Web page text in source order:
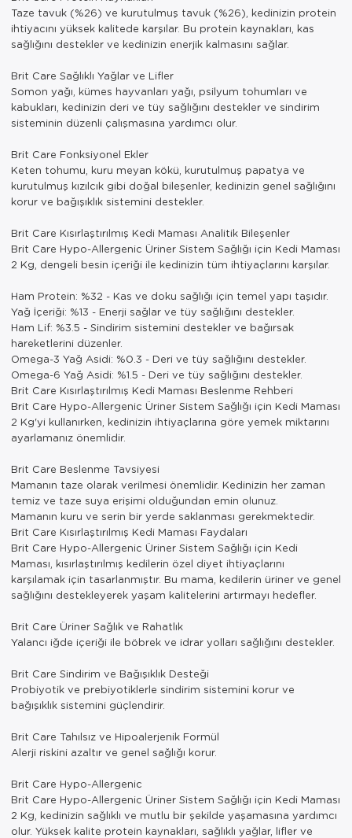
Taze tavuk (%26) ve kurutulmuş tavuk (%26), kedinizin protein
ihtiyacını yüksek kalitede karşılar. Bu protein kaynakları, kas
sağlığını destekler ve kedinizin enerjik kalmasını sağlar.
Brit Care Sağlıklı Yağlar ve Lifler
Somon yağı, kümes hayvanları yağı, psilyum tohumları ve
kabukları, kedinizin deri ve tüy sağlığını destekler ve sindirim
sisteminin düzenli çalışmasına yardımcı olur.
Brit Care Fonksiyonel Ekler
Keten tohumu, kuru meyan kökü, kurutulmuş papatya ve
kurutulmuş kızılcık gibi doğal bileşenler, kedinizin genel sağlığını
korur ve bağışıklık sistemini destekler.
Brit Care Kısırlaştırılmış Kedi Maması Analitik Bileşenler
Brit Care Hypo-Allergenic Üriner Sistem Sağlığı için Kedi Maması
2 Kg, dengeli besin içeriği ile kedinizin tüm ihtiyaçlarını karşılar.
Ham Protein: %32 - Kas ve doku sağlığı için temel yapı taşıdır.
Yağ İçeriği: %13 - Enerji sağlar ve tüy sağlığını destekler.
Ham Lif: %3.5 - Sindirim sistemini destekler ve bağırsak
hareketlerini düzenler.
Omega-3 Yağ Asidi: %0.3 - Deri ve tüy sağlığını destekler.
Omega-6 Yağ Asidi: %1.5 - Deri ve tüy sağlığını destekler.
Brit Care Kısırlaştırılmış Kedi Maması Beslenme Rehberi
Brit Care Hypo-Allergenic Üriner Sistem Sağlığı için Kedi Maması
2 Kg'yi kullanırken, kedinizin ihtiyaçlarına göre yemek miktarını
ayarlamanız önemlidir.
Brit Care Beslenme Tavsiyesi
Mamanın taze olarak verilmesi önemlidir. Kedinizin her zaman
temiz ve taze suya erişimi olduğundan emin olunuz.
Mamanın kuru ve serin bir yerde saklanması gerekmektedir.
Brit Care Kısırlaştırılmış Kedi Maması Faydaları
Brit Care Hypo-Allergenic Üriner Sistem Sağlığı için Kedi
Maması, kısırlaştırılmış kedilerin özel diyet ihtiyaçlarını
karşılamak için tasarlanmıştır. Bu mama, kedilerin üriner ve genel
sağlığını destekleyerek yaşam kalitelerini artırmayı hedefler.
Brit Care Üriner Sağlık ve Rahatlık
Yalancı iğde içeriği ile böbrek ve idrar yolları sağlığını destekler.
Brit Care Sindirim ve Bağışıklık Desteği
Probiyotik ve prebiyotiklerle sindirim sistemini korur ve
bağışıklık sistemini güçlendirir.
Brit Care Tahılsız ve Hipoalerjenik Formül
Alerji riskini azaltır ve genel sağlığı korur.
Brit Care Hypo-Allergenic
Brit Care Hypo-Allergenic Üriner Sistem Sağlığı için Kedi Maması
2 Kg, kedinizin sağlıklı ve mutlu bir şekilde yaşamasına yardımcı
olur. Yüksek kalite protein kaynakları, sağlıklı yağlar, lifler ve